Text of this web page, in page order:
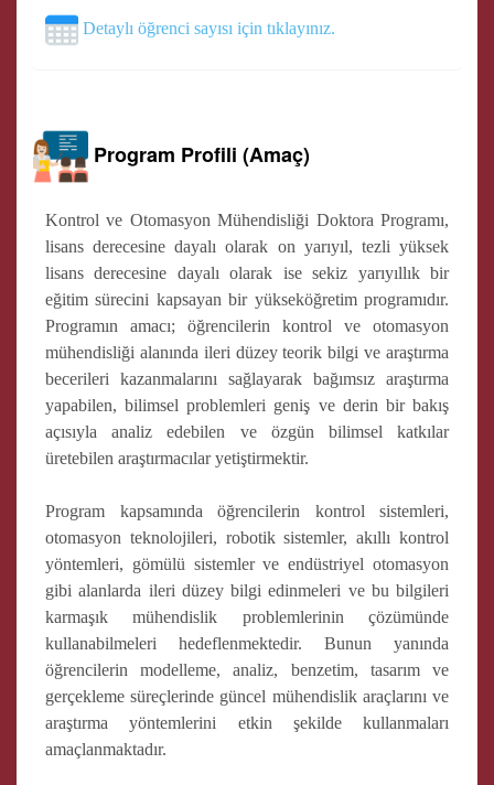
Detaylı öğrenci sayısı için tıklayınız.
Program Profili (Amaç)
Kontrol ve Otomasyon Mühendisliği Doktora Programı,
lisans derecesine dayalı olarak on yarıyıl, tezli yüksek
lisans derecesine dayalı olarak ise sekiz yarıyıllık bir
eğitim sürecini kapsayan bir yükseköğretim programıdır.
Programın amacı; öğrencilerin kontrol ve otomasyon
mühendisliği alanında ileri düzey teorik bilgi ve araştırma
becerileri kazanmalarını sağlayarak bağımsız araştırma
yapabilen, bilimsel problemleri geniş ve derin bir bakış
açısıyla analiz edebilen ve özgün bilimsel katkılar
üretebilen araştırmacılar yetiştirmektir.
Program kapsamında öğrencilerin kontrol sistemleri,
otomasyon teknolojileri, robotik sistemler, akıllı kontrol
yöntemleri, gömülü sistemler ve endüstriyel otomasyon
gibi alanlarda ileri düzey bilgi edinmeleri ve bu bilgileri
karmaşık mühendislik problemlerinin çözümünde
kullanabilmeleri hedeflenmektedir. Bunun yanında
öğrencilerin modelleme, analiz, benzetim, tasarım ve
gerçekleme süreçlerinde güncel mühendislik araçlarını ve
araştırma yöntemlerini etkin şekilde kullanmaları
amaçlanmaktadır.